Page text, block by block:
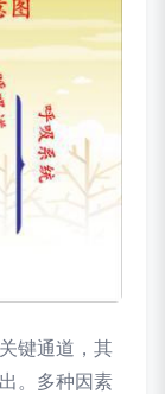
键通道，其
。多种因素